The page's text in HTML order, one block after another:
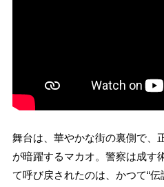
舞台は、華やかな街の裏側で、
が暗躍するマカオ。警察は成す
て呼び戻されたのは、かつて“